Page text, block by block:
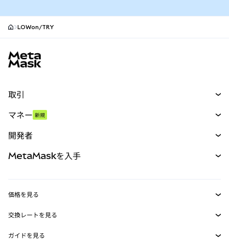
LOWon/TRY
取引
パーペチュアル
RWA
マネー 新規
開発者
MetaMask Connect
Snaps
MetaMaskを入手
セキュリティ
価格を見る
イーサリアムの価格
Solanaの価格
交換レートを見る
ETH→USD
ガイドを見る